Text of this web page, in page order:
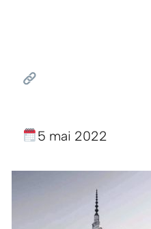
5 mai 2022